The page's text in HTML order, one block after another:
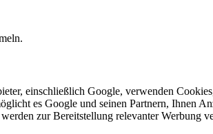
einschließlich Google, verwenden
es Google und seinen Partnern, Ihnen
zur Bereitstellung relevanter Werbung